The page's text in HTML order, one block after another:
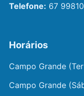
Telefone: 67
Horários
Campo Grande
Campo Grande